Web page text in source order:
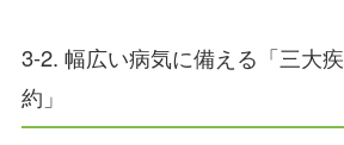
3-2. 幅広い病気に備える「三大
約」